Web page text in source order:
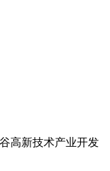
高新技术产业开发